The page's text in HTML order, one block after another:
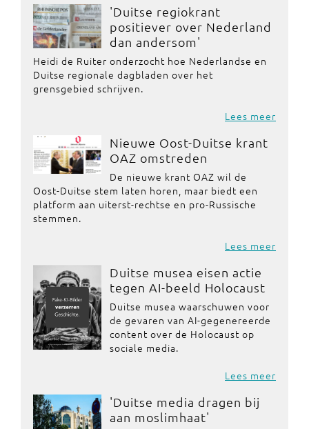
'Duitse regiokrant
positiever over Nederland
dan andersom'
Heidi de Ruiter onderzocht hoe Nederlandse en
Duitse regionale dagbladen over het
grensgebied schrijven.
Lees meer
Nieuwe Oost-Duitse krant
OAZ omstreden
De nieuwe krant OAZ wil de
Oost-Duitse stem laten horen, maar biedt een
platform aan uiterst-rechtse en pro-Russische
stemmen.
Lees meer
Duitse musea eisen actie
tegen AI-beeld Holocaust
Duitse musea waarschuwen voor
de gevaren van AI-gegenereerde
content over de Holocaust op
sociale media.
Lees meer
'Duitse media dragen bij
aan moslimhaat'